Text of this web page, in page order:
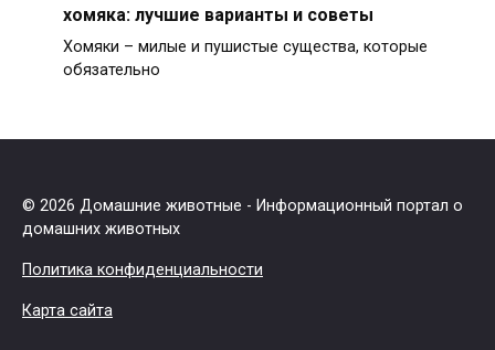
хомяка: лучшие варианты и советы
Хомяки – милые и пушистые существа, которые
обязательно
© 2026 Домашние животные - Информационный портал о
домашних животных
Политика конфиденциальности
Карта сайта